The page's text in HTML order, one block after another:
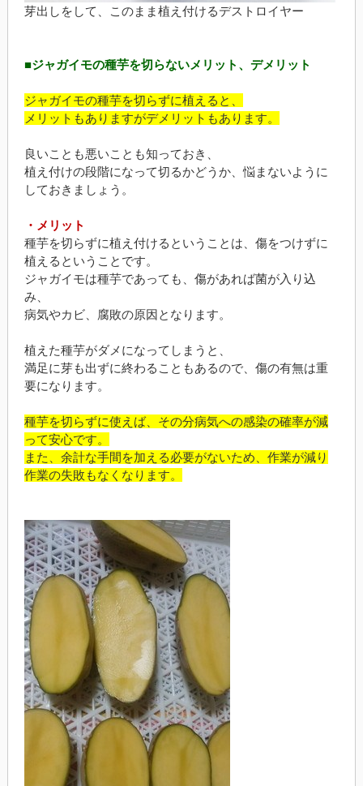
芽出しをして、このまま植え付けるデストロイヤー
■ジャガイモの種芋を切らないメリット、デメリット
ジャガイモの種芋を切らずに植えると、
メリットもありますがデメリットもあります。
良いことも悪いことも知っておき、
植え付けの段階になって切るかどうか、悩まないように
しておきましょう。
・メリット
種芋を切らずに植え付けるということは、傷をつけずに
植えるということです。
ジャガイモは種芋であっても、傷があれば菌が入り込
み、
病気やカビ、腐敗の原因となります。
植えた種芋がダメになってしまうと、
満足に芽も出ずに終わることもあるので、傷の有無は重
要になります。
種芋を切らずに使えば、その分病気への感染の確率が減
って安心です。
また、余計な手間を加える必要がないため、作業が減り
作業の失敗もなくなります。